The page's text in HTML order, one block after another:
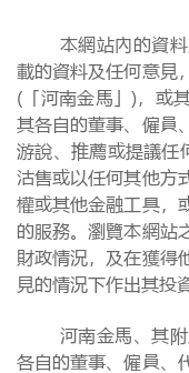
本網站內的資料
載的資料及任何意見
(「河南金馬」)，或
其各自的董事、僱員
游說、推薦或提議任
沽售或以任何其他方
權或其他金融工具，
的服務。瀏覽本網站
財政情況，及在獲得
見的情況下作出其投
河南金馬、其附
各自的董事、僱員、